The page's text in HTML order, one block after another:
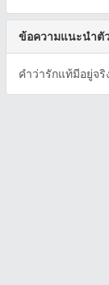
ข้อความแนะนำตั
คำว่ารักแท้มีอยู่จริง